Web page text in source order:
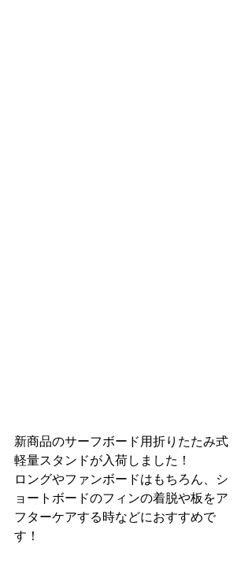
新商品のサーフボード用折りたたみ式
軽量スタンドが入荷しました！
ロングやファンボードはもちろん、シ
ョートボードのフィンの着脱や板をア
フターケアする時などにおすすめで
す！